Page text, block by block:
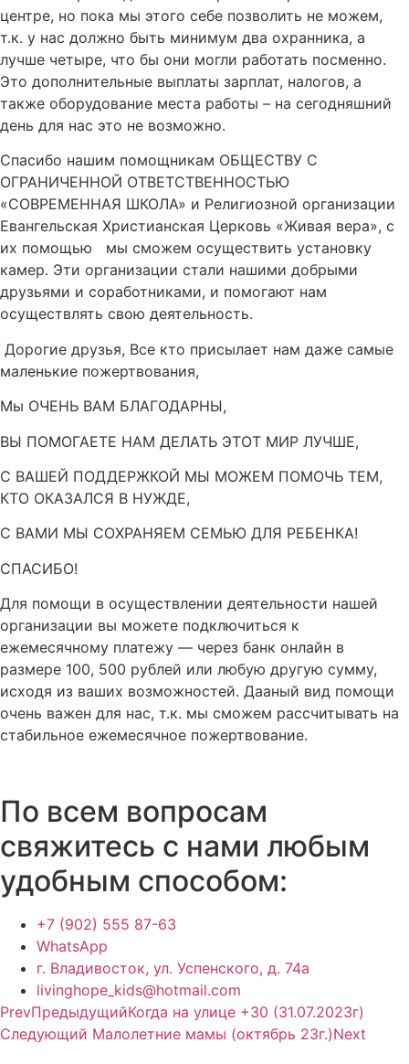
центре, но пока мы этого себе позволить не можем,
т.к. у нас должно быть минимум два охранника, а
лучше четыре, что бы они могли работать посменно.
Это дополнительные выплаты зарплат, налогов, а
также оборудование места работы – на сегодняшний
день для нас это не возможно.
Спасибо нашим помощникам ОБЩЕСТВУ С
ОГРАНИЧЕННОЙ ОТВЕТСТВЕННОСТЬЮ
«СОВРЕМЕННАЯ ШКОЛА» и Религиозной организации
Евангельская Христианская Церковь «Живая вера», с
их помощью
мы сможем осуществить установку
камер. Эти организации стали нашими добрыми
друзьями и соработниками, и помогают нам
осуществлять свою деятельность.
Дорогие друзья, Все кто присылает нам даже самые
маленькие пожертвования,
Мы ОЧЕНЬ ВАМ БЛАГОДАРНЫ,
ВЫ ПОМОГАЕТЕ НАМ ДЕЛАТЬ ЭТОТ МИР ЛУЧШЕ,
С ВАШЕЙ ПОДДЕРЖКОЙ МЫ МОЖЕМ ПОМОЧЬ ТЕМ,
КТО ОКАЗАЛСЯ В НУЖДЕ,
С ВАМИ МЫ СОХРАНЯЕМ СЕМЬЮ ДЛЯ РЕБЕНКА!
СПАСИБО!
Для помощи в осуществлении деятельности нашей
организации вы можете подключиться к
ежемесячному платежу — через банк онлайн в
размере 100, 500 рублей или любую другую сумму,
исходя из ваших возможностей. Дааный вид помощи
очень важен для нас, т.к. мы сможем рассчитывать на
стабильное ежемесячное пожертвование.
По всем вопросам
свяжитесь с нами любым
удобным способом:
+7 (902) 555 87-63
WhatsApp
г. Владивосток, ул. Успенского, д. 74а
livinghope_kids@hotmail.com
PrevПредыдущийКогда на улице +30 (31.07.2023г)
Следующий Малолетние мамы (октябрь 23г.)Next